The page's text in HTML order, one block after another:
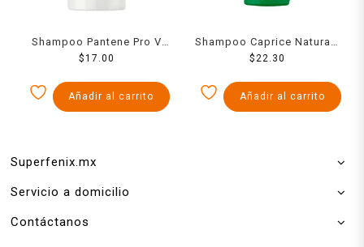
Shampoo Pantene Pro V
restauración 100 ml
$17.00
Añadir al carrito
Shampoo Caprice Naturals
con aceite herbal aroma
$22.30
Añadir al carrito
Superfenix.mx
Servicio a domicilio
Contáctanos